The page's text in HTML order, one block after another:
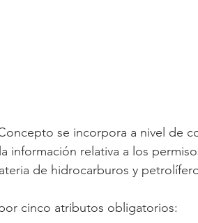
se incorpora a nivel de
información relativa a los
de hidrocarburos y
cinco atributos obligatorios: